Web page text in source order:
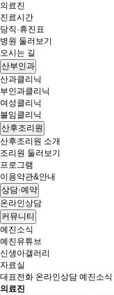
의료진
진료시간
당직·휴진표
병원 둘러보기
오시는 길
산부인과
산과클리닉
부인과클리닉
여성클리닉
불임클리닉
산후조리원
산후조리원 소개
조리원 둘러보기
프로그램
이용약관&안내
상담·예약
온라인상담
커뮤니티
예진소식
예진유튜브
신생아갤러리
자료실
대표전화 온라인상담 예진소식
의료진